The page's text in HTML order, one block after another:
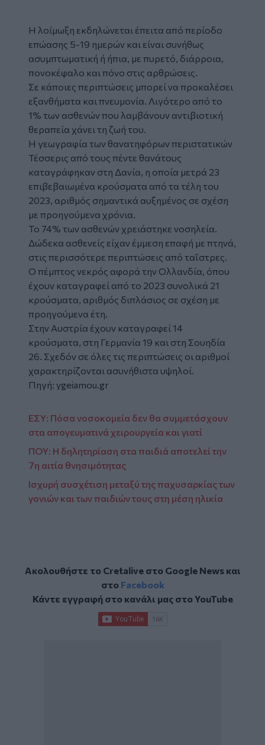
Η λοίμωξη εκδηλώνεται έπειτα από περίοδο
επώασης 5-19 ημερών και είναι συνήθως
ασυμπτωματική ή ήπια, με πυρετό, διάρροια,
πονοκέφαλο και πόνο στις αρθρώσεις.
Σε κάποιες περιπτώσεις μπορεί να προκαλέσει
εξανθήματα και πνευμονία. Λιγότερο από το
1% των ασθενών που λαμβάνουν αντιβιοτική
θεραπεία χάνει τη ζωή του.
Η γεωγραφία των θανατηφόρων περιστατικών
Τέσσερις από τους πέντε θανάτους
καταγράφηκαν στη Δανία, η οποία μετρά 23
επιβεβαιωμένα κρούσματα από τα τέλη του
2023, αριθμός σημαντικά αυξημένος σε σχέση
με προηγούμενα χρόνια.
Το 74% των ασθενών χρειάστηκε νοσηλεία.
Δώδεκα ασθενείς είχαν έμμεση επαφή με πτηνά,
στις περισσότερε περιπτώσεις από ταΐστρες.
O πέμπτος νεκρός αφορά την Ολλανδία, όπου
έχουν καταγραφεί από το 2023 συνολικά 21
κρούσματα, αριθμός διπλάσιος σε σχέση με
προηγούμενα έτη.
Στην Αυστρία έχουν καταγραφεί 14
κρούσματα, στη Γερμανία 19 και στη Σουηδία
26. Σχεδόν σε όλες τις περιπτώσεις οι αριθμοί
χαρακτηρίζονται ασυνήθιστα υψηλοί.
Πηγή: ygeiamou.gr
ΕΣΥ: Πόσα νοσοκομεία δεν θα συμμετάσχουν
στα απογευματινά χειρουργεία και γιατί
ΠΟΥ: H δηλητηρίαση στα παιδιά αποτελεί την
7η αιτία θνησιμότητας
Ισχυρή συσχέτιση μεταξύ της παχυσαρκίας των
γονιών και των παιδιών τους στη μέση ηλικία
Ακολουθήστε το Cretalive στο Google Newsκαι
στο Facebook
Κάντε εγγραφή στο κανάλι μας στοYouTube